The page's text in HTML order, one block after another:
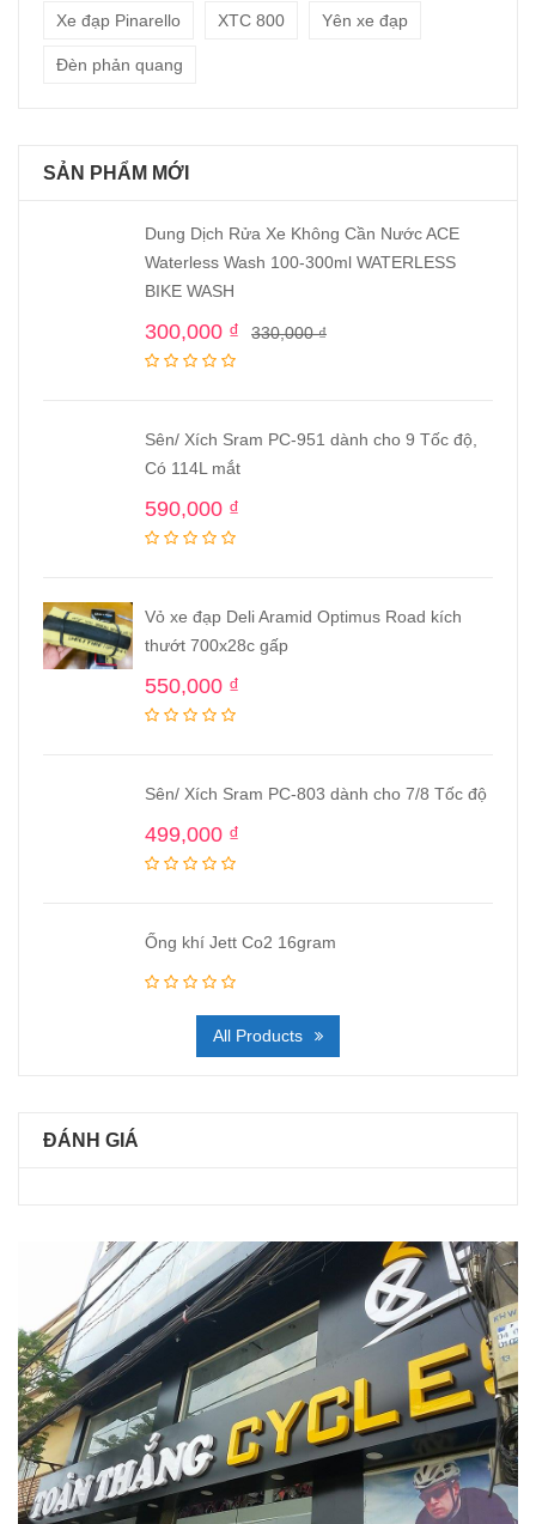
Xe đạp Pinarello XTC 800 Yên xe đạp
Đèn phản quang
SẢN PHẨM MỚI
Dung Dịch Rửa Xe Không Cần Nước ACE
Waterless Wash 100-300ml WATERLESS
BIKE WASH
330,000₫
300,000 ₫
Sên/ Xích Sram PC-951 dành cho 9 Tốc độ,
Có 114L mắt
590,000 ₫
Vỏ xe đạp Deli Aramid Optimus Road kích
thướt 700x28c gấp
550,000 ₫
Sên/ Xích Sram PC-803 dành cho 7/8 Tốc độ
499,000 ₫
Ống khí Jett Co2 16gram
All Products
ĐÁNH GIÁ